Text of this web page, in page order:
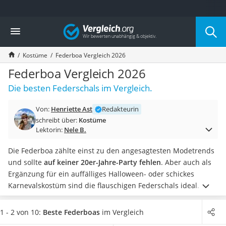
Die beliebtesten Vergleiche nach Kategorie
Freizeit & Sport
Gartentrampolin
Trampolin
Metalldetektor
Eufab-Fahrradträger
Trampolin 366 cm
Aluminium-Koffer
Futterboot
E-Bike-Dreirad
Trekkingschuhe Herren
Reisetasche mit Rollen
Klimmzugstation
Koffer
Nachtsichtgerät
Vergleich
Kostüme Federboa Vergleich 2026
Federboa Vergleich 2026
Die besten Federschals im Vergleich.
Von: Henriette Ast
Redakteurin
schreibt über: Kostüme
Lektorin: Nele B.
Die Federboa zählte einst zu den angesagtesten Modetrends
und sollte auf keiner 20er-Jahre-Party fehlen. Aber auch als
Ergänzung für ein auffälliges Halloween- oder schickes
Karnevalskostüm sind die flauschigen Federschals ideal. Wie
Tests im Internet zeigen, haben Sie die Wahl zwischen
verschiedenen Farben und Materialien, wobei die meisten
1 - 2 von 10: Beste Federboas im Vergleich